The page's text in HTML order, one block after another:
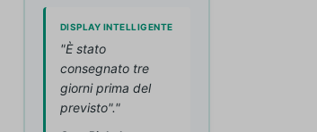
DISPLAY INTELLIGENTE
"È stato
consegnato tre
giorni prima del
previsto"."